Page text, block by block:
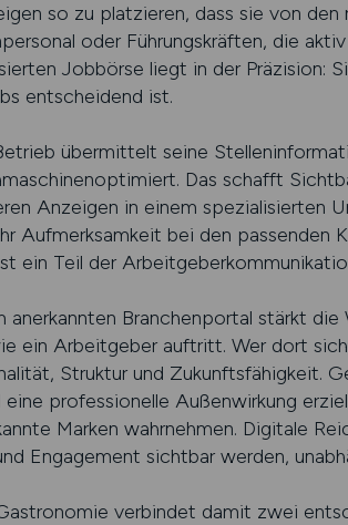
so zu platzieren, dass sie von
oder Führungskräften, die
Jobbörse liegt in der Präzision:
entscheidend ist.
übermittelt seine
Das schafft
Anzeigen in einem spezialisierten
Aufmerksamkeit bei den passenden
ein Teil der
anerkannten Branchenportal stärkt
ein Arbeitgeber auftritt. Wer dort
Struktur und Zukunftsfähigkeit.
professionelle Außenwirkung
Marken wahrnehmen. Digitale
Engagement sichtbar werden,
verbindet damit zwei